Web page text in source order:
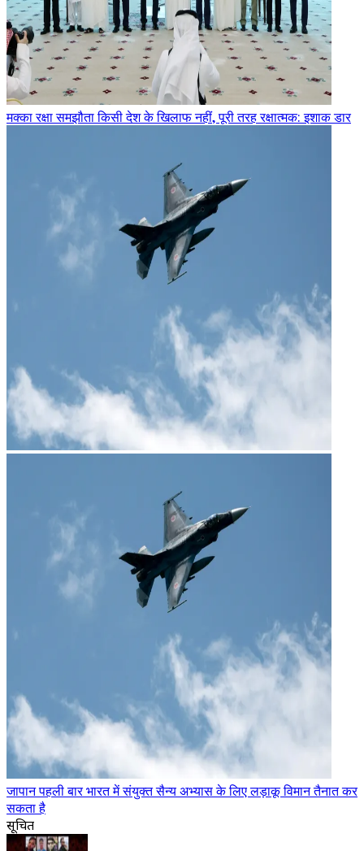
मक्का रक्षा समझौता किसी देश के खिलाफ नहीं, पूरी तरह रक्षात्मक: इशाक डार
जापान पहली बार भारत में संयुक्त सैन्य अभ्यास के लिए लड़ाकू विमान तैनात कर
सकता है
सूचित